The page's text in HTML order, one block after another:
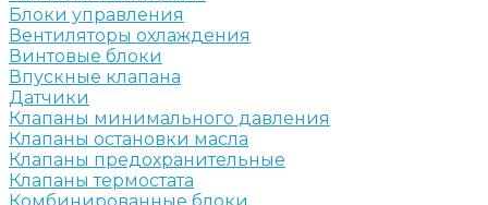
Блоки управления
Вентиляторы охлаждения
Винтовые блоки
Впускные клапана
Датчики
Клапаны минимального давления
Клапаны остановки масла
Клапаны предохранительные
Клапаны термостата